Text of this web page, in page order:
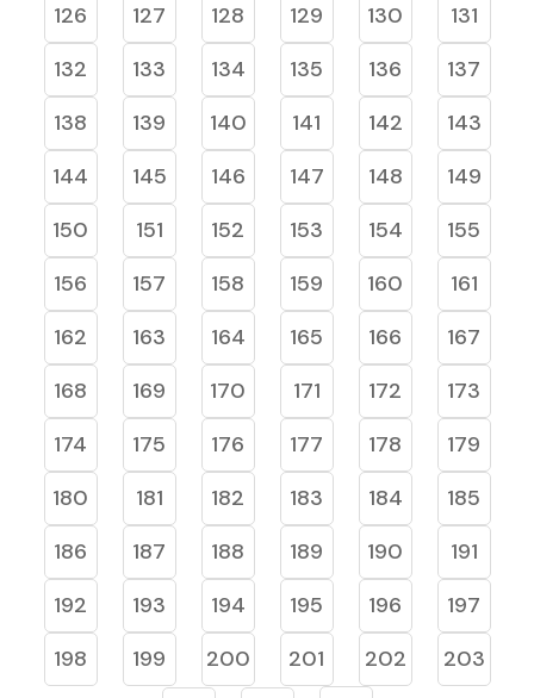
126
127 128 129 130
131
132
133 134 135 136
137
138
139 140 141 142
143
144
145 146 147 148
149
150
151 152 153 154
155
156
157 158 159 160
161
162
163 164 165 166
167
168
169 170 171 172
173
174
175 176 177 178
179
180
181 182 183 184
185
186
187 188 189 190
191
192
193 194 195 196
197
198
199 200 201 202
203